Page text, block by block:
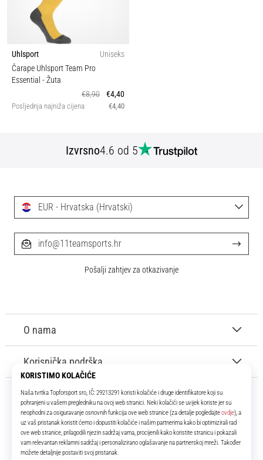
Uhlsport
Uniseks
Čarape Uhlsport Team Pro
Essential - Žuta
€8,90
€4,40
Posljednja najniža cijena €4,40
Izvrsno4.6 od 5
11teamsports.hr
Tvoj smo pouzdani suigrač već više od 16 godina! Cijelo to vrijeme
donosimo ti najbolje i najnovije proizvode iz svijeta nogometa.
O nama
Korisnička podrška
EUR - Hrvatska (Hrvatski)
info@11teamsports.hr
Pošalji zahtjev za otkazivanje